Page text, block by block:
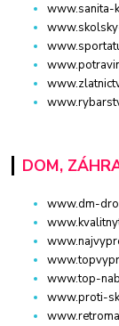
www.sanita-
DOM,
www.dm-
www.top-
www.proti-